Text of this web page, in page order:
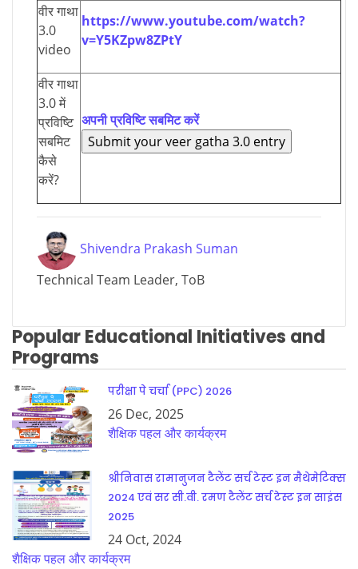
वीर गाथा
3.0
video
https://www.youtube.com/watch?
v=Y5KZpw8ZPtY
वीर गाथा
3.0 में
प्रविष्टि
सबमिट
कैसे
करें?
अपनी प्रविष्टि सबमिट करें
Shivendra Prakash Suman
Technical Team Leader, ToB
Popular Educational Initiatives and
Programs
परीक्षा पे चर्चा (PPC) 2026
26 Dec, 2025
शैक्षिक पहल और कार्यक्रम
श्रीनिवास रामानुजन टैलेंट सर्च टेस्ट इन मैथेमेटिक्स
2024 एवं सर सी.वी. रमण टैलेंट सर्च टेस्ट इन साइंस
2025
24 Oct, 2024
शैक्षिक पहल और कार्यक्रम